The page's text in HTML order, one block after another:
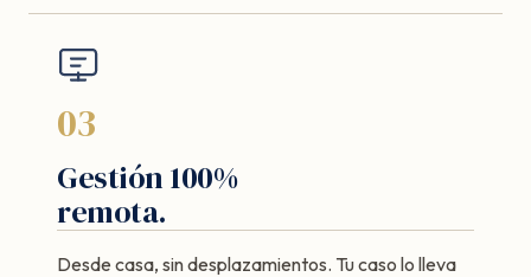
03
Gestión 100%
remota.
Desde casa, sin desplazamientos. Tu caso lo lleva